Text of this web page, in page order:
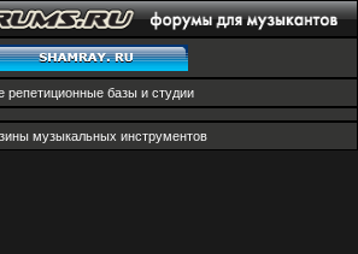
репетиционные базы и студии
музыкальных инструментов